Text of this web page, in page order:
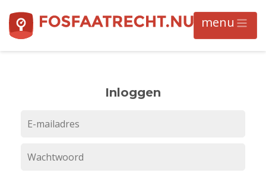
Inloggen